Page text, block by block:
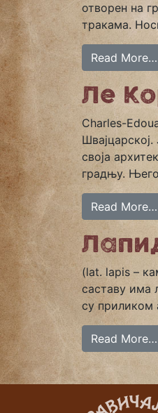
отворен на
тракама.
Read More…
Ле
Charles-
своја
градњу.
Read More…
(lat. lapis –
саставу има
су приликом
Read More…